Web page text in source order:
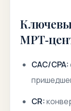
CAC/CPA:
CR: